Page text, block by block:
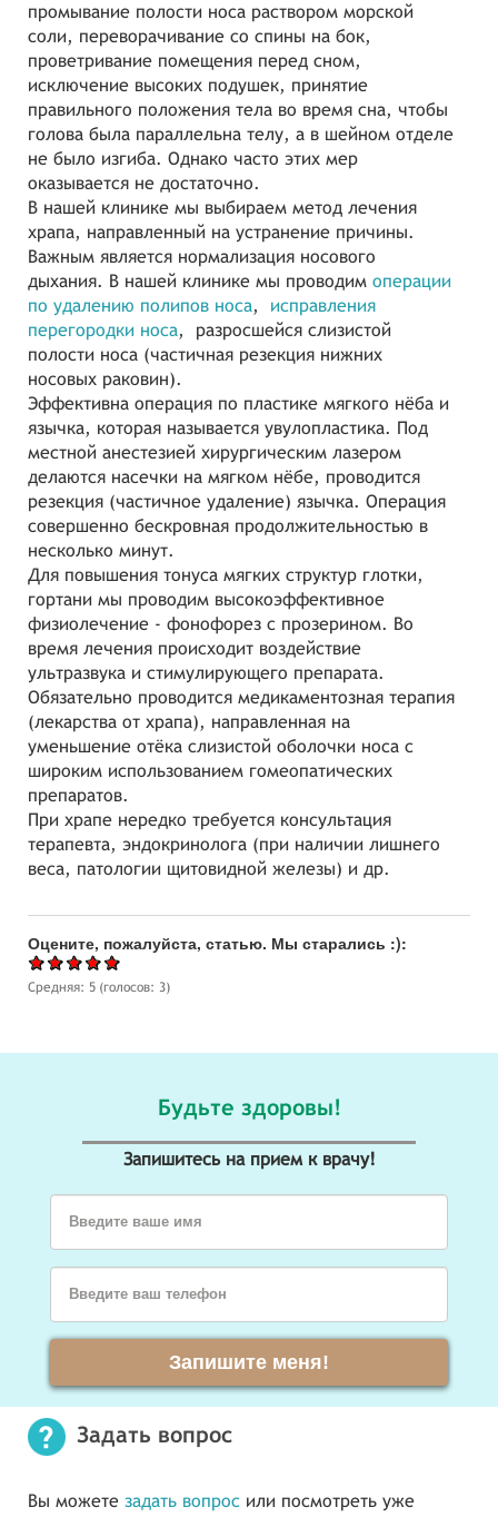
промывание полости носа раствором морской
соли, переворачивание со спины на бок,
проветривание помещения перед сном,
исключение высоких подушек, принятие
правильного положения тела во время сна, чтобы
голова была параллельна телу, а в шейном отделе
не было изгиба. Однако часто этих мер
оказывается не достаточно.
В нашей клинике мы выбираем метод лечения
храпа, направленный на устранение причины.
Важным является нормализация носового
дыхания. В нашей клинике мы проводим операции
по удалению полипов носа, исправления
перегородки носа, разросшейся слизистой
полости носа (частичная резекция нижних
носовых раковин).
Эффективна операция по пластике мягкого нёба и
язычка, которая называется увулопластика. Под
местной анестезией хирургическим лазером
делаются насечки на мягком нёбе, проводится
резекция (частичное удаление) язычка. Операция
совершенно бескровная продолжительностью в
несколько минут.
Для повышения тонуса мягких структур глотки,
гортани мы проводим высокоэффективное
физиолечение - фонофорез с прозерином. Во
время лечения происходит воздействие
ультразвука и стимулирующего препарата.
Обязательно проводится медикаментозная терапия
(лекарства от храпа), направленная на
уменьшение отёка слизистой оболочки носа с
широким использованием гомеопатических
препаратов.
При храпе нередко требуется консультация
терапевта, эндокринолога (при наличии лишнего
веса, патологии щитовидной железы) и др.
Оцените, пожалуйста, статью. Мы старались :):
Средняя: 5 (голосов: 3)
Будьте здоровы!
Запишитесь на прием к врачу!
Введите ваше имя
Введите ваш телефон
Запишите меня!
Задать вопрос
Вы можете задать вопрос или посмотреть уже